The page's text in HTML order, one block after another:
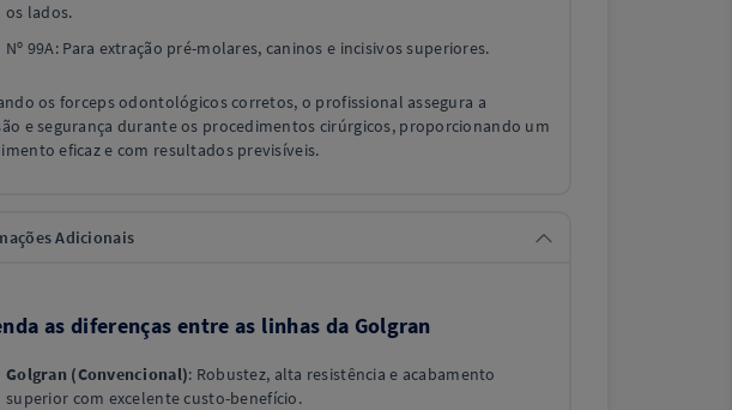
os lados.
Nº 99A: Para extração pré-molares, caninos e incisivos superiores.
os forceps odontológicos corretos, o profissional assegura a
e segurança durante os procedimentos cirúrgicos, proporcionando um
eficaz e com resultados previsíveis.
Adicionais
as diferenças entre as linhas da Golgran
Golgran (Convencional): Robustez, alta resistência e acabamento
superior com excelente custo-benefício.